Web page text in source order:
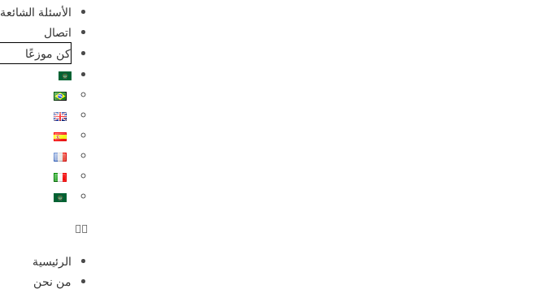
الأسئلة الشائعة
اتصال
كن موزعًا
الرئيسية
من نحن